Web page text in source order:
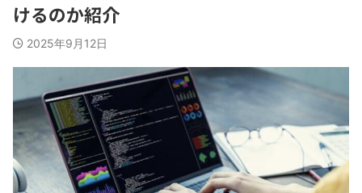
けるのか紹介
2025年9月12日